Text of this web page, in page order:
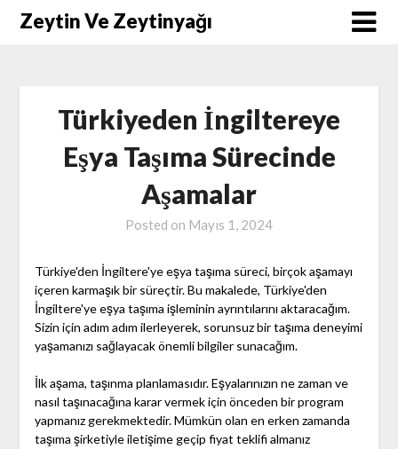
SkipZeytin Ve Zeytinyağı
Türkiyeden İngiltereye
Eşya Taşıma Sürecinde
Aşamalar
Posted on Mayıs 1, 2024
Türkiye'den İngiltere'ye eşya taşıma süreci, birçok aşamayı
içeren karmaşık bir süreçtir. Bu makalede, Türkiye'den
İngiltere'ye eşya taşıma işleminin ayrıntılarını aktaracağım.
Sizin için adım adım ilerleyerek, sorunsuz bir taşıma deneyimi
yaşamanızı sağlayacak önemli bilgiler sunacağım.
İlk aşama, taşınma planlamasıdır. Eşyalarınızın ne zaman ve
nasıl taşınacağına karar vermek için önceden bir program
yapmanız gerekmektedir. Mümkün olan en erken zamanda
taşıma şirketiyle iletişime geçip fiyat teklifi almanız